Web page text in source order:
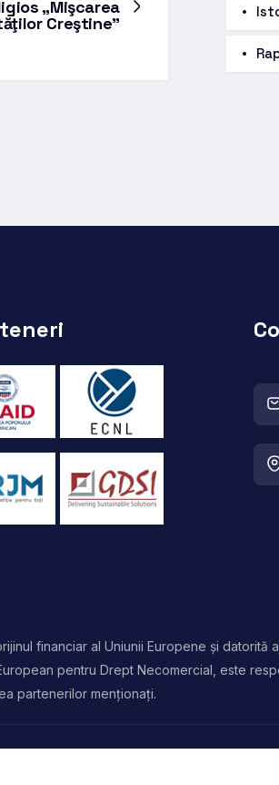
„Mişcarea
Creştine”
financiar al Uniunii Europene și datorită
pentru Drept Necomercial, este
partenerilor menționați.